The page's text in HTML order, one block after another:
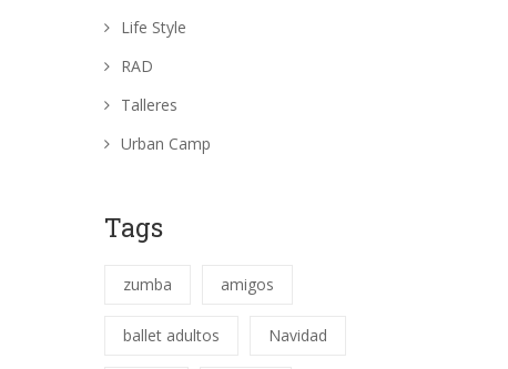
Life Style
RAD
Talleres
Urban Camp
Tags
zumba amigos
ballet adultos Navidad